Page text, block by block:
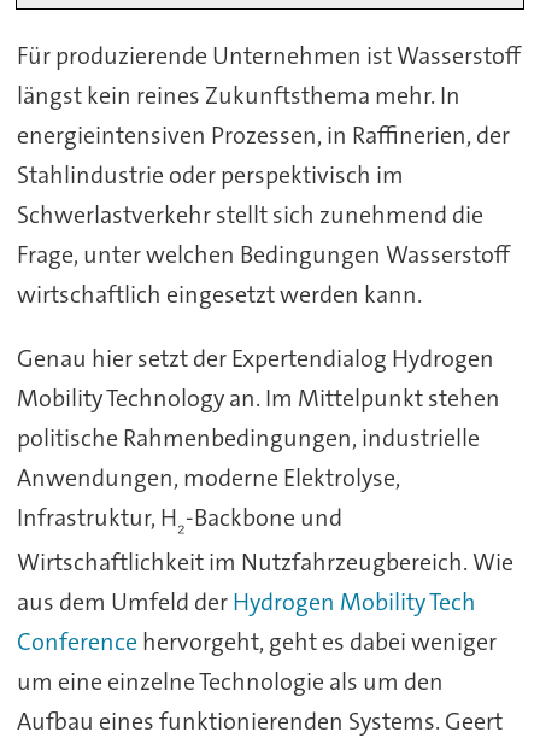
Für produzierende Unternehmen ist Wasserstoff
längst kein reines Zukunftsthema mehr. In
energieintensiven Prozessen, in Raffinerien, der
Stahlindustrie oder perspektivisch im
Schwerlastverkehr stellt sich zunehmend die
Frage, unter welchen Bedingungen Wasserstoff
wirtschaftlich eingesetzt werden kann.
Genau hier setzt der Expertendialog Hydrogen
Mobility Technology an. Im Mittelpunkt stehen
politische Rahmenbedingungen, industrielle
Anwendungen, moderne Elektrolyse,
Infrastruktur, H₂-Backbone und
Wirtschaftlichkeit im Nutzfahrzeugbereich. Wie
aus dem Umfeld derHydrogen Mobility Tech
Conference hervorgeht, geht es dabei weniger
um eine einzelne Technologie als um den
Aufbau eines funktionierenden Systems. Geert